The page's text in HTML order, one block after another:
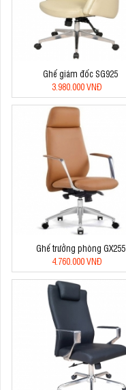
Ghế giám đốc SG925
3.980.000 VNĐ
Ghế trưởng phòng GX255
4.760.000 VNĐ